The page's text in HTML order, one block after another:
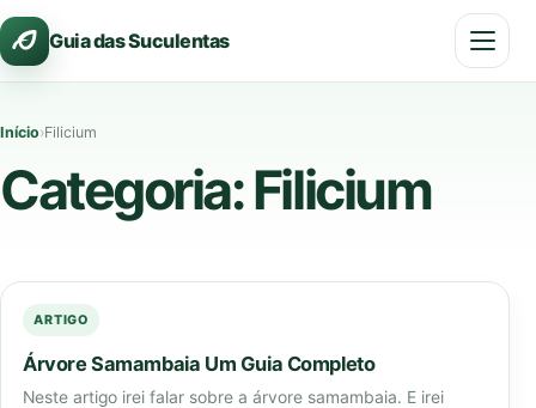
Pular
para
o
Guia das Suculentas
Início›Filicium
Categoria:Filicium
ARTIGO
Árvore Samambaia Um Guia Completo
Neste artigo irei falar sobre a árvore samambaia. E irei